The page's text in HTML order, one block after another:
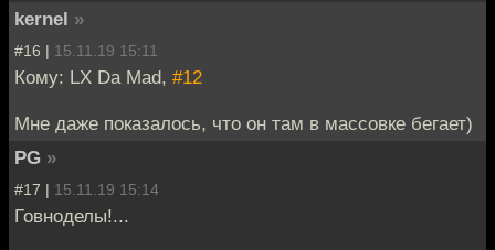
kernel »
#16 | 15.11.19 15:11
Кому: LX Da Mad, #12
Мне даже показалось, что он там в массовке бегает)
PG »
#17 | 15.11.19 15:14
Говноделы!...